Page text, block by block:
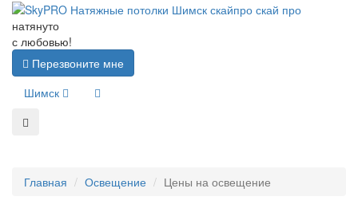
натянуто
с любовью!
Перезвоните мне
Шимск
Главная Освещение Цены на освещение